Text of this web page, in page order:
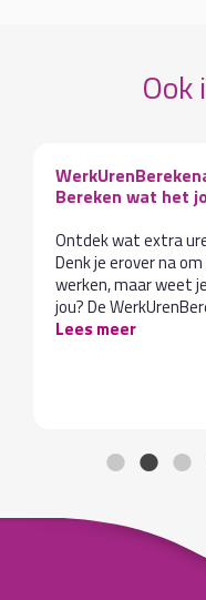
Bereken wat het
Ontdek wat extra
Denk je erover na
werken, maar weet
jou? De
Lees meer